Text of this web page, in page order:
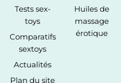
Tests sex-
toys
Comparatifs
sextoys
Actualités
Plan du site
Huiles de
massage
érotique